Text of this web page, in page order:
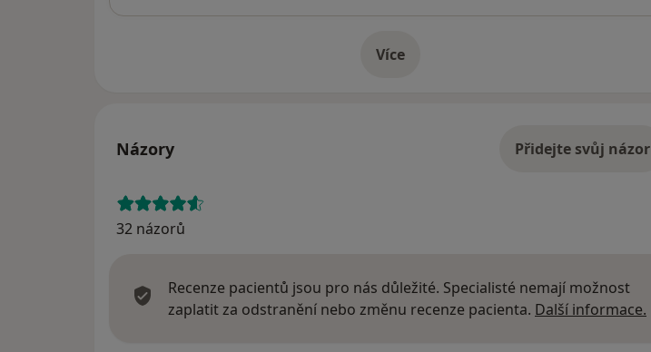
Víceo adrese
Názory Přidejte svůj názor
32 názorů
Recenze pacientů jsou pro nás důležité. Specialisté nemají možnost
zaplatit za odstranění nebo změnu recenze pacienta. Další informace.